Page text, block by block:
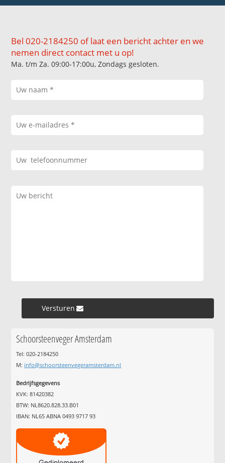
Bel 020-2184250 of laat een bericht achter en we
nemen direct contact met u op!
Ma. t/m Za. 09:00-17:00u, Zondags gesloten.
Versturen »
Schoorsteenveger Amsterdam
Tel: 020-2184250
M: info@schoorsteenvegeramsterdam.nl
Bedrijfsgegevens
KVK: 81420382
BTW: NL8620.828.33.B01
IBAN: NL65 ABNA 0493 9717 93